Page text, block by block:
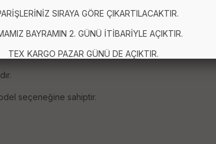
cm.dir.
seçeneğine sahiptir.
SIRAYA GÖRE ÇIKARTILACAKTIR.
BAYRAMIN 2. GÜNÜ İTİBARİYLE AÇIKTIR.
TEX KARGO PAZAR GÜNÜ DE AÇIKTIR.